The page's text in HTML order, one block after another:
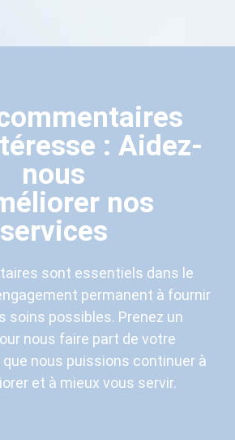
: Aidez-
nous
nos
services
sont essentiels dans le
permanent à fournir
soins possibles. Prenez un
nous faire part de votre
nous puissions continuer à
et à mieux vous servir.